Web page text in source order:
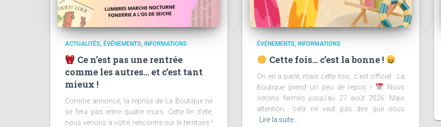
ACTUALITÉS ÉVÉNEMENTS INFORMATIONS
Ce n’est pas une rentrée
comme les autres… et c’est tant
mieux !
Comme annoncé, la reprise de La Boutique ne
se fera pas entre quatre murs. Cette fin d’été,
nous venons à votre rencontre sur le territoire !
ÉVÉNEMENTS INFORMATIONS
Cette fois… c’est la bonne !
On en a parlé, mais cette fois, c’est officiel : La
Boutique prend un peu de repos !
Nous
serons fermés jusqu’au 27 août 2026. Mais
attention… cela ne veut pas dire que nous
Lire la suite…